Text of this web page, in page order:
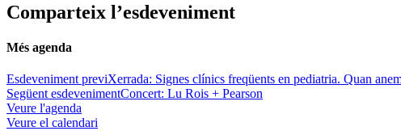
Comparteix l’esdeveniment
Més agenda
Esdeveniment previXerrada: Signes clínics freqüents en pediatria. Quan
Següent esdevenimentConcert: Lu Rois + Pearson
Veure l'agenda
Veure el calendari